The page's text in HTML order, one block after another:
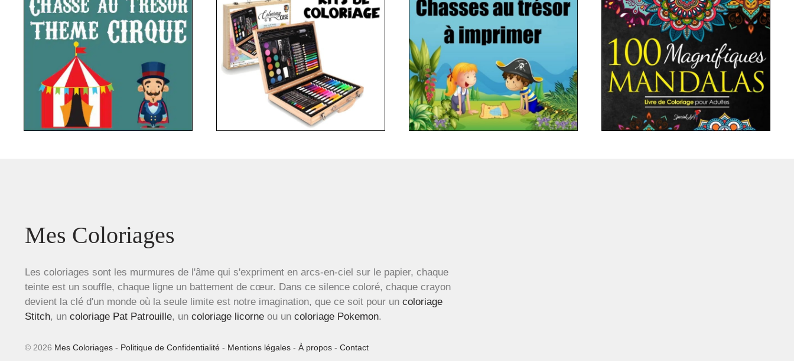
Mes Coloriages
Les coloriages sont les murmures de l'âme qui s'expriment en arcs-en-ciel sur le papier, chaque
teinte est un souffle, chaque ligne un battement de cœur. Dans ce silence coloré, chaque crayon
devient la clé d'un monde où la seule limite est notre imagination, que ce soit pour un coloriage
Stitch, un coloriage Pat Patrouille, un coloriage licorne ou un coloriage Pokemon.
© 2026 Mes Coloriages - Politique de Confidentialité - Mentions légales - À propos - Contact